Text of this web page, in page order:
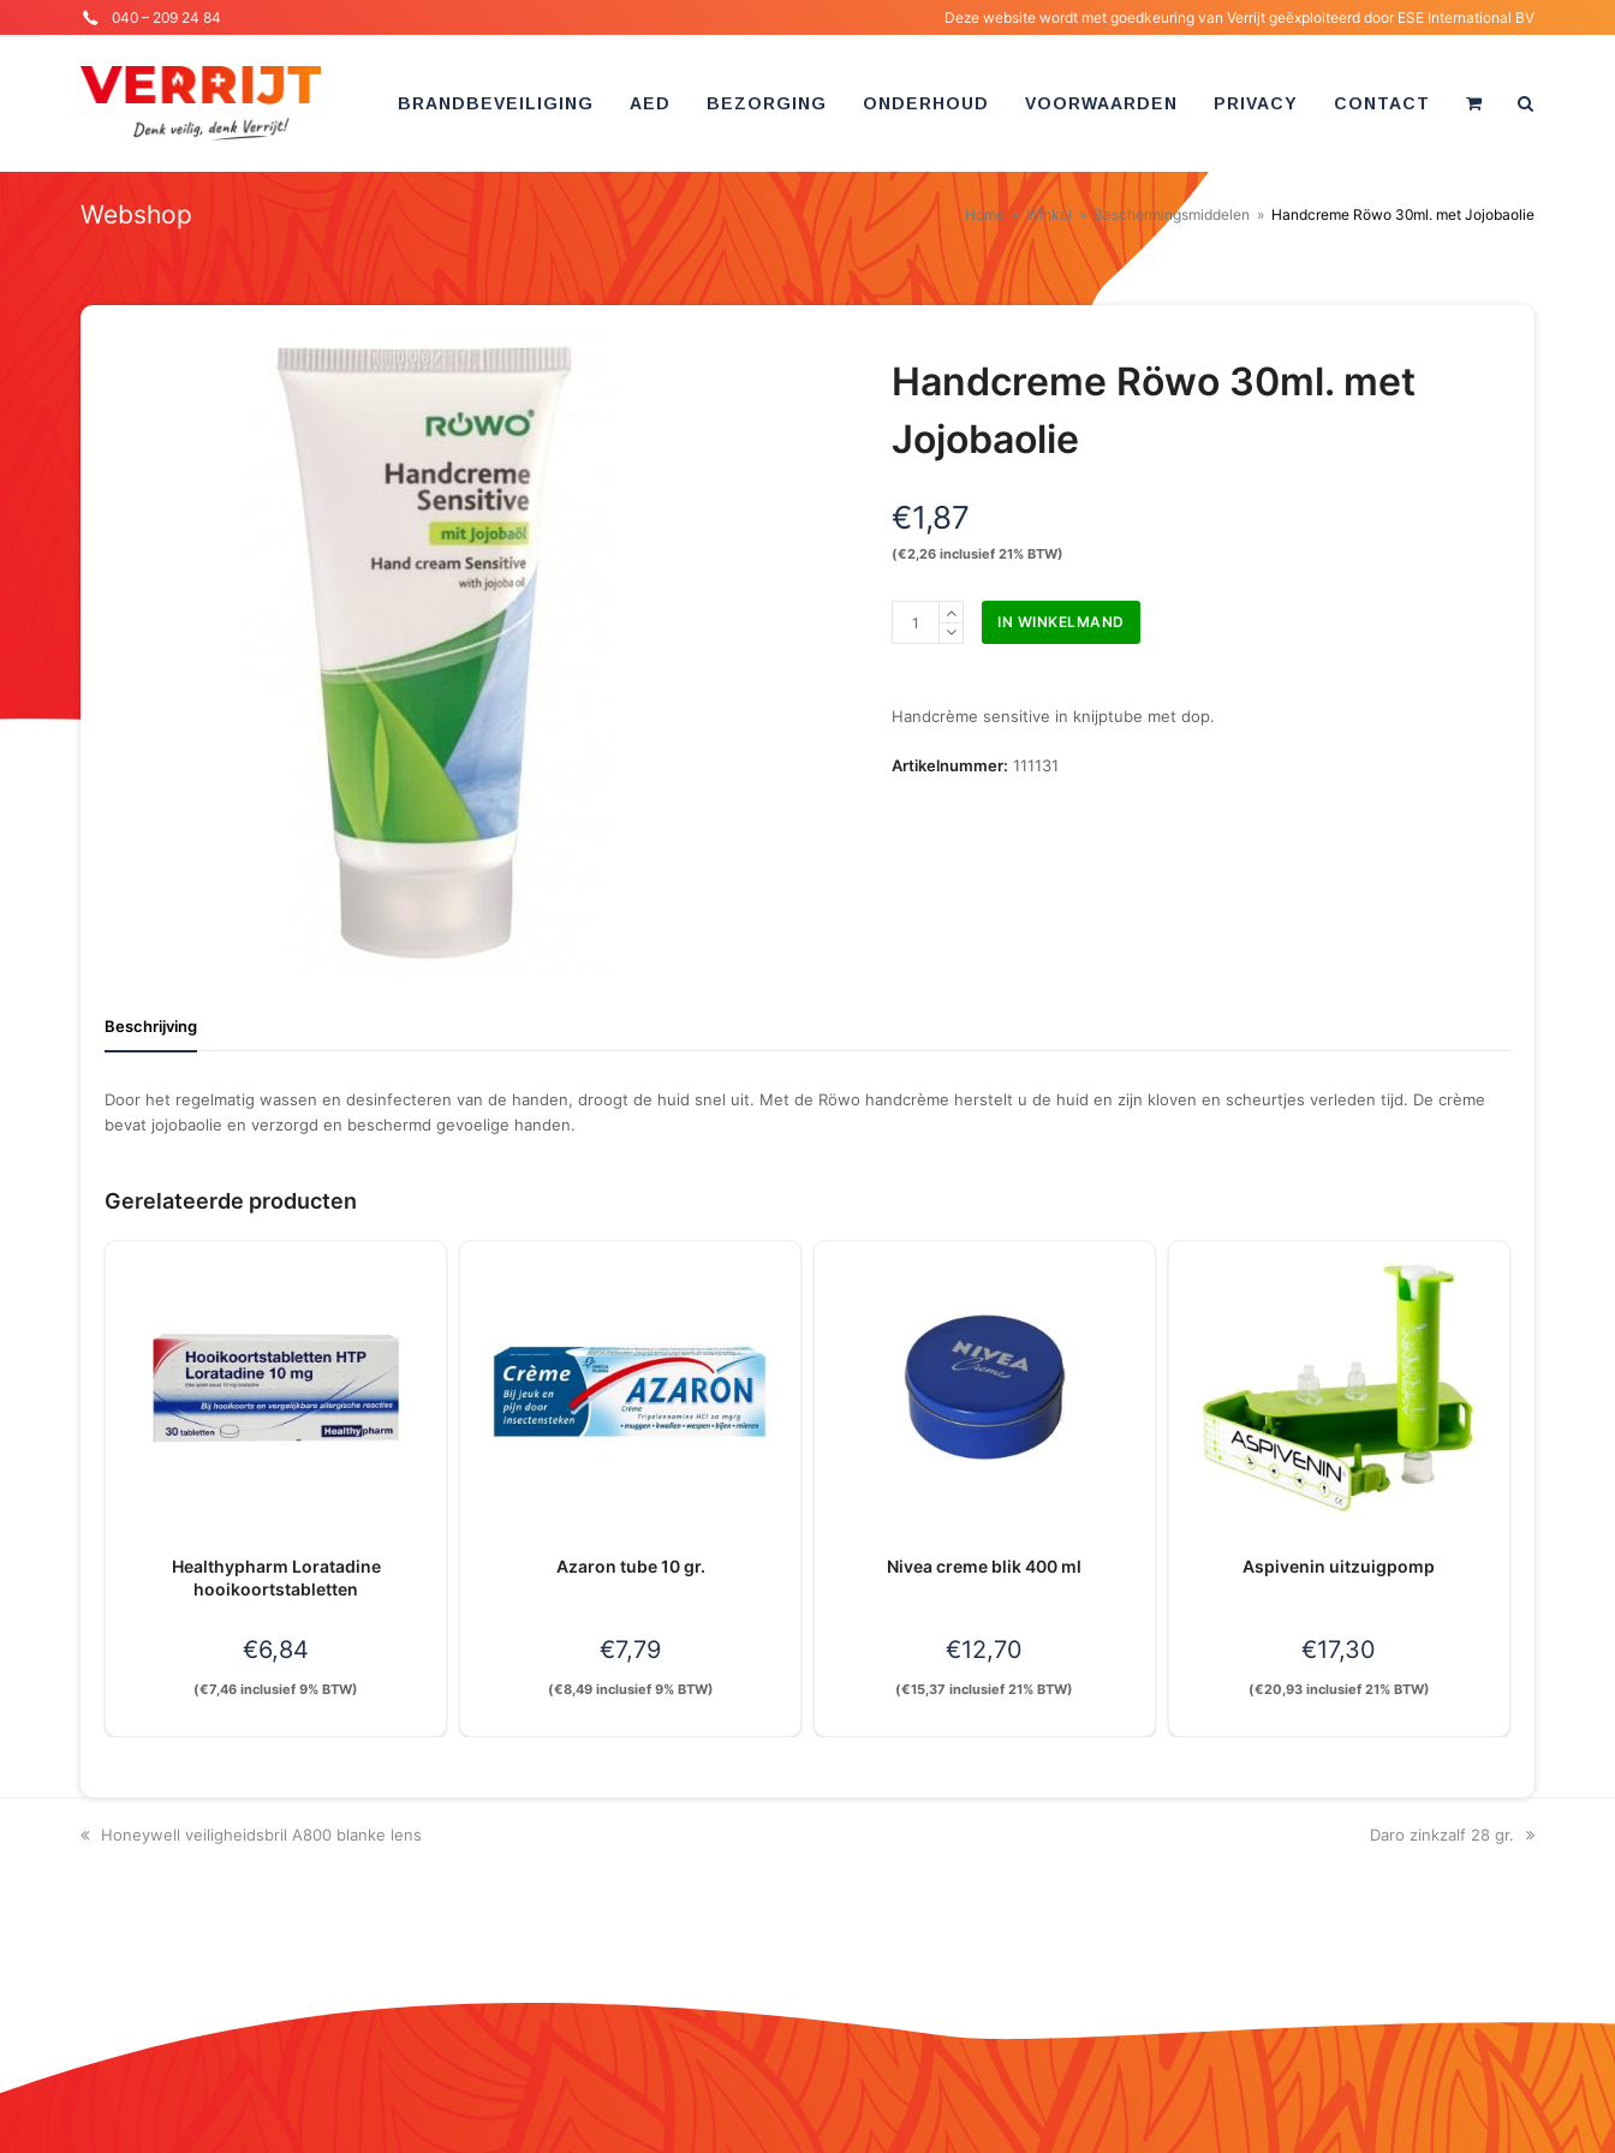
040 – 209 24 84 Deze website wordt met goedkeuring van Verrijt geëxploiteerd door ESE International BV
BRANDBEVEILIGING AED BEZORGING ONDERHOUD VOORWAARDEN PRIVACY CONTACT
Webshop Home » Winkel » Beschermingsmiddelen » Handcreme Röwo 30ml. met Jojobaolie
Handcreme Röwo 30ml. met
Jojobaolie
€1,87
(€2,26 inclusief 21% BTW)
Handcreme
Jojobaolie
IN WINKELMAND
Handcrème sensitive in knijptube met dop.
Artikelnummer: 111131
Beschrijving
Door het regelmatig wassen en desinfecteren van de handen, droogt de huid snel uit. Met de Röwo handcrème herstelt u de huid en zijn kloven en scheurtjes verleden tijd. De crème
bevat jojobaolie en verzorgd en beschermd gevoelige handen.
Gerelateerde producten
Healthypharm Loratadine
hooikoortstabletten
€6,84
(€7,46 inclusief 9% BTW)
Azaron tube 10 gr.
€7,79
(€8,49inclusief 9% BTW)
Nivea creme blik 400 ml
€12,70
(€15,37 inclusief 21% BTW)
Aspivenin uitzuigpomp
€17,30
(€20,93inclusief 21% BTW)
previous
Honeywell veiligheidsbril A800 blanke lens
next
Daro zinkzalf 28 gr.